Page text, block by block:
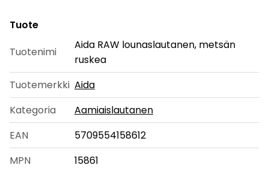
Tuote
Tuotenimi
Aida RAW lounaslautanen, metsän
ruskea
Tuotemerkki Aida
Kategoria
Aamiaislautanen
EAN
5709554158612
MPN
15861